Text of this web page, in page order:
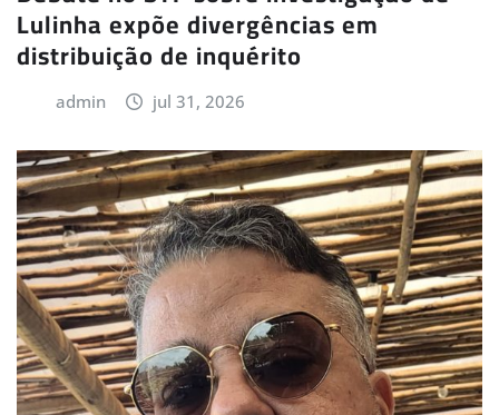
Lulinha expõe divergências em
distribuição de inquérito
admin jul 31, 2026